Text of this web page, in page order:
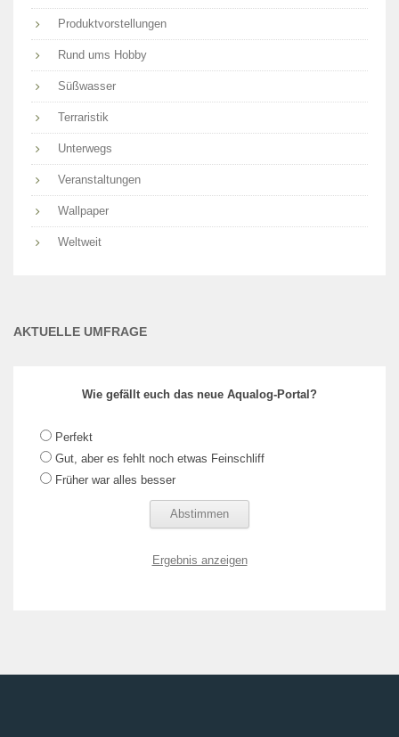
Produktvorstellungen
Rund ums Hobby
Süßwasser
Terraristik
Unterwegs
Veranstaltungen
Wallpaper
Weltweit
AKTUELLE UMFRAGE
Wie gefällt euch das neue Aqualog-Portal?
Perfekt
Gut, aber es fehlt noch etwas Feinschliff
Früher war alles besser
Ergebnis anzeigen